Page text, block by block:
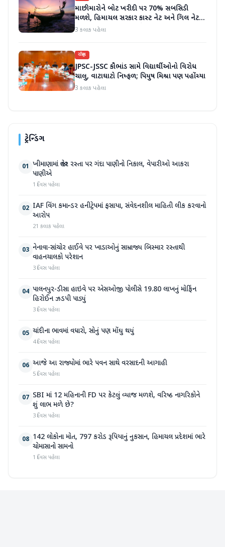
માછીમારોને બોટ ખરીદી પર 70% સબસિડી
મળશે, હિમાચલ સરકાર કાસ્ટ નેટ અને ગિલ નેટ
પર 90% સબસિડી આપશે
3 કલાક પહેલા
રાષ્ટ્રીય
JPSC-JSSC કૌભાંડ સામે વિદ્યાર્થીઓનો વિરોધ
ચાલુ, વાટાઘાટો નિષ્ફળ; પિયુષ મિશ્રા પણ પહોંચ્યા
3 કલાક પહેલા
ટ્રેન્ડિંગ
01 ખીમાણામાં જાહેર રસ્તા પર ગંદા પાણીનો નિકાલ, વેપારીઓ આકરા
પાણીએ
1 દિવસ પહેલા
02 IAF વિંગ કમાન્ડર હનીટ્રેપમાં ફસાયા, સંવેદનશીલ માહિતી લીક કરવાનો
આરોપ
21 કલાક પહેલા
03 નેનાવા-સાંચોર હાઈવે પર ખાડાઓનું સામ્રાજ્ય બિસ્માર રસ્તાથી
વાહનચાલકો પરેશાન
3 દિવસ પહેલા
04 પાલનપુર-ડીસા હાઇવે પર એસઓજી પોલીસે 19.80 લાખનું મોર્ફિન
હિરોઈન ઝડપી પાડ્યું
3 દિવસ પહેલા
05 ચાંદીના ભાવમાં વધારો, સોનું પણ મોંઘુ થયું
4 દિવસ પહેલા
06 આજે આ રાજ્યોમાં ભારે પવન સાથે વરસાદની આગાહી
5 દિવસ પહેલા
07 SBI માં 12 મહિનાની FD પર કેટલું વ્યાજ મળશે, વરિષ્ઠ નાગરિકોને
શું લાભ મળે છે?
3 દિવસ પહેલા
08 142 લોકોના મોત, 797 કરોડ રૂપિયાનું નુકસાન, હિમાચલ પ્રદેશમાં ભારે
ચોમાસાનો સામનો
1 દિવસ પહેલા